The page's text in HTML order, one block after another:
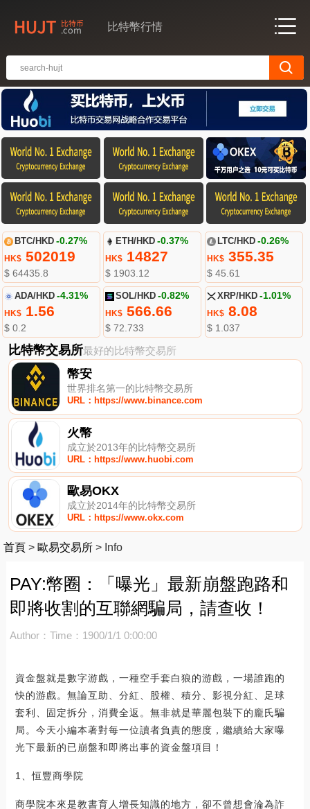
比特幣行情
BTC/HKD -0.27%
HK$502019
$ 64435.8
ETH/HKD -0.37%
HK$ 14827
$ 1903.12
LTC/HKD -0.26%
HK$355.35
$ 45.61
ADA/HKD -4.31%
HK$1.56
$ 0.2
SOL/HKD -0.82%
HK$ 566.66
$ 72.733
XRP/HKD -1.01%
HK$8.08
$ 1.037
比特幣交易所最好的比特幣交易所
幣安
世界排名第一的比特幣交易所
URL：https://www.binance.com
火幣
成立於2013年的比特幣交易所
URL：https://www.huobi.com
歐易OKX
成立於2014年的比特幣交易所
URL：https://www.okx.com
首頁 > 歐易交易所 > Info
PAY:幣圈：「曝光」最新崩盤跑路和
即將收割的互聯網騙局，請查收！
Author： Time：1900/1/1 0:00:00
資金盤就是數字游戲，一種空手套白狼的游戲，一場誰跑的
快的游戲。無論互助、分紅、股權、積分、影視分紅、足球
套利、固定拆分，消費全返。無非就是華麗包裝下的龐氏騙
局。今天小編本著對每一位讀者負責的態度，繼續給大家曝
光下最新的已崩盤和即將出事的資金盤項目！
1、恒豐商學院
商學院本來是教書育人增長知識的地方，卻不曾想會淪為詐